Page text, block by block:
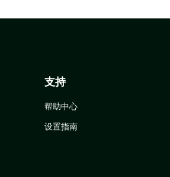
支持
帮助中心
设置指南